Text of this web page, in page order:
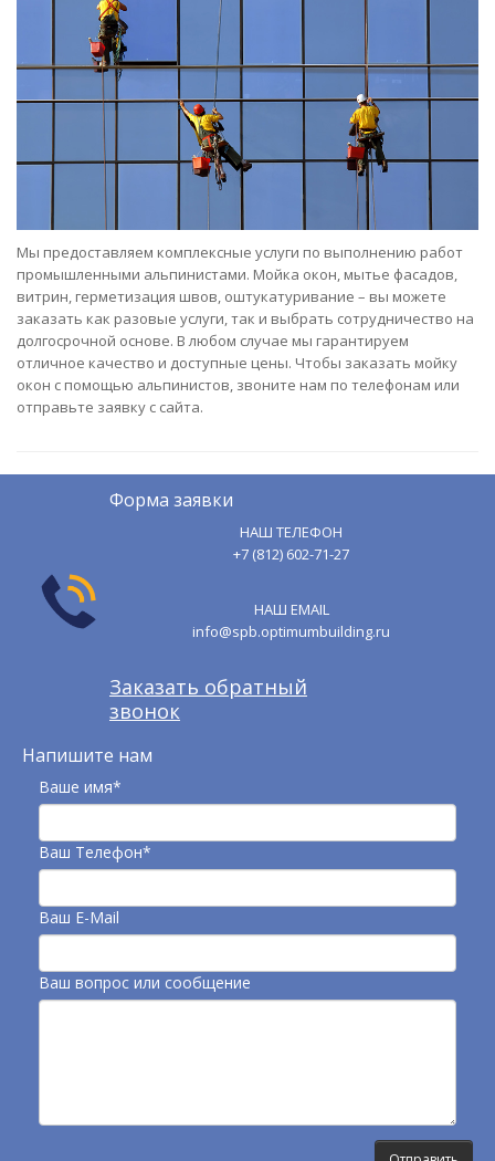
Мы предоставляем комплексные услуги по выполнению работ
промышленными альпинистами. Мойка окон, мытье фасадов,
витрин, герметизация швов, оштукатуривание – вы можете
заказать как разовые услуги, так и выбрать сотрудничество на
долгосрочной основе. В любом случае мы гарантируем
отличное качество и доступные цены. Чтобы заказать мойку
окон с помощью альпинистов, звоните нам по телефонам или
отправьте заявку с сайта.
Форма заявки
НАШ ТЕЛЕФОН
+7 (812) 602-71-27
НАШ EMAIL
info@spb.optimumbuilding.ru
Заказать обратный
звонок
Напишите нам
Ваше имя*
Ваш Телефон*
Ваш E-Mail
Ваш вопрос или сообщение